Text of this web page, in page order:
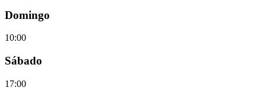
Domingo
10:00
Sábado
17:00